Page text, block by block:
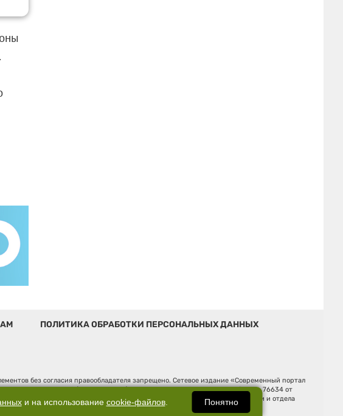
ПОЛИТИКА ОБРАБОТКИ ПЕРСОНАЛЬНЫХ ДАННЫХ
без согласия правообладателя запрещено. Сетевое издание «Современный портал
коммуникаций (Роскомнадзор). Регистрационный номер ЭЛ № ФС 77 - 76634 от
ул. Бориса Ельцина, строение 3, оф. 7015 Фактический адрес редакции и отдела
Шлыков Д.В.
и на использование cookie-файлов. Понятно